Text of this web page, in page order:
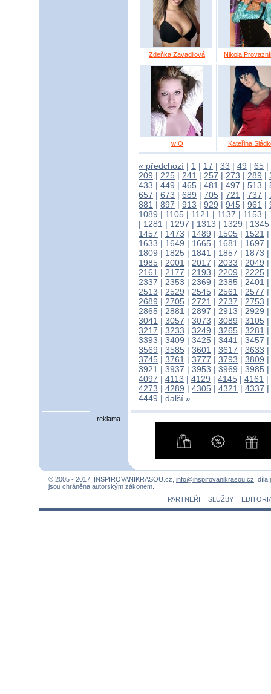
Zdeňka Zavadilová Nikola
w O Kateřina
« předchozí | 1 | 17 | 33 | 49 | 65 |
209 | 225 | 241 | 257 | 273 | 289 |
433 | 449 | 465 | 481 | 497 | 513 |
657 | 673 | 689 | 705 | 721 | 737 |
881 | 897 | 913 | 929 | 945 | 961 |
1089 | 1105 | 1121 | 1137 | 1153 |
| 1281 | 1297 | 1313 | 1329 | 1345
1457 | 1473 | 1489 | 1505 | 1521 |
1633 | 1649 | 1665 | 1681 | 1697 |
1809 | 1825 | 1841 | 1857 | 1873 |
1985 | 2001 | 2017 | 2033 | 2049 |
2161 | 2177 | 2193 | 2209 | 2225 |
2337 | 2353 | 2369 | 2385 | 2401 |
2513 | 2529 | 2545 | 2561 | 2577 |
2689 | 2705 | 2721 | 2737 | 2753 |
2865 | 2881 | 2897 | 2913 | 2929 |
3041 | 3057 | 3073 | 3089 | 3105 |
3217 | 3233 | 3249 | 3265 | 3281 |
3393 | 3409 | 3425 | 3441 | 3457 |
3569 | 3585 | 3601 | 3617 | 3633 |
3745 | 3761 | 3777 | 3793 | 3809 |
3921 | 3937 | 3953 | 3969 | 3985 |
4097 | 4113 | 4129 | 4145 | 4161 |
4273 | 4289 | 4305 | 4321 | 4337 |
4449 | další »
reklama
© 2005 - 2017, INSPIROVANIKRASOU.cz, info@inspirovanikrasou.cz, díla
jsou chráněna autorským zákonem.
PARTNEŘI
SLUŽBY